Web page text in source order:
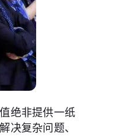
绝非提供一纸
决复杂问题、